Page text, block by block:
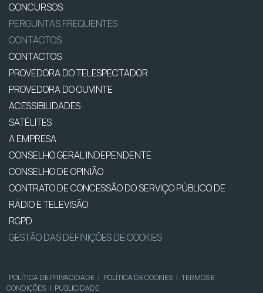
CONCURSOS
PERGUNTAS FREQUENTES
CONTACTOS
CONTACTOS
PROVEDORA DO TELESPECTADOR
PROVEDORA DO OUVINTE
ACESSIBILIDADES
SATÉLITES
A EMPRESA
CONSELHO GERAL INDEPENDENTE
CONSELHO DE OPINIÃO
CONTRATO DE CONCESSÃO DO SERVIÇO PÚBLICO DE
RÁDIO E TELEVISÃO
RGPD
GESTÃO DAS DEFINIÇÕES DE COOKIES
POLÍTICA DE PRIVACIDADE | POLÍTICA DE COOKIES | TERMOS E
CONDIÇÕES | PUBLICIDADE